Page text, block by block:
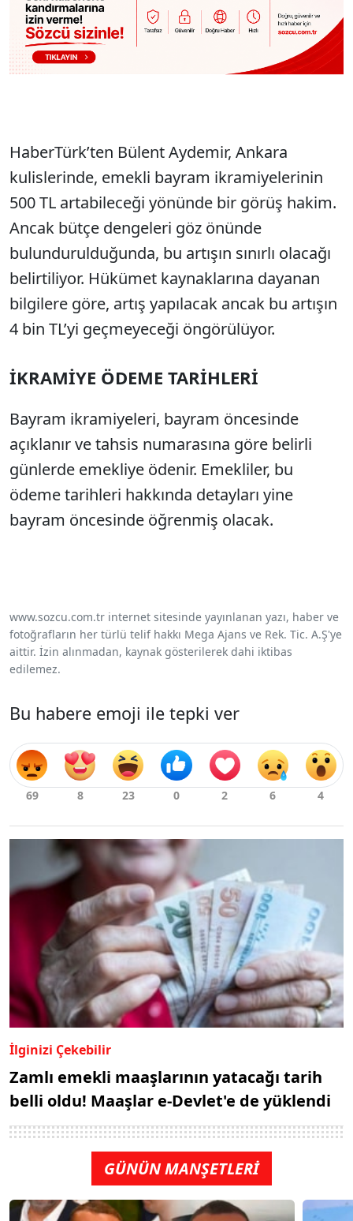
HaberTürk’ten Bülent Aydemir, Ankara
kulislerinde, emekli bayram ikramiyelerinin
500 TL artabileceği yönünde bir görüş hakim.
Ancak bütçe dengeleri göz önünde
bulundurulduğunda, bu artışın sınırlı olacağı
belirtiliyor. Hükümet kaynaklarına dayanan
bilgilere göre, artış yapılacak ancak bu artışın
4 bin TL’yi geçmeyeceği öngörülüyor.
İKRAMİYE ÖDEME TARİHLERİ
Bayram ikramiyeleri, bayram öncesinde
açıklanır ve tahsis numarasına göre belirli
günlerde emekliye ödenir. Emekliler, bu
ödeme tarihleri hakkında detayları yine
bayram öncesinde öğrenmiş olacak.
www.sozcu.com.tr internet sitesinde yayınlanan yazı, haber ve
fotoğrafların her türlü telif hakkı Mega Ajans ve Rek. Tic. A.Ş'ye
aittir. İzin alınmadan, kaynak gösterilerek dahi iktibas
edilemez.
Bu habere emoji ile tepki ver
İlginizi Çekebilir
Zamlı emekli maaşlarının yatacağı tarih
belli oldu! Maaşlar e-Devlet'e de yüklendi
GÜNÜN MANŞETLERİ